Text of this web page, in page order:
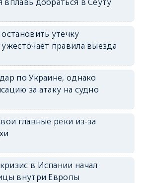
утечку
правила выезда
по Украине, однако
за атаку на судно
главные реки из-за
в Испании начал
внутри Европы